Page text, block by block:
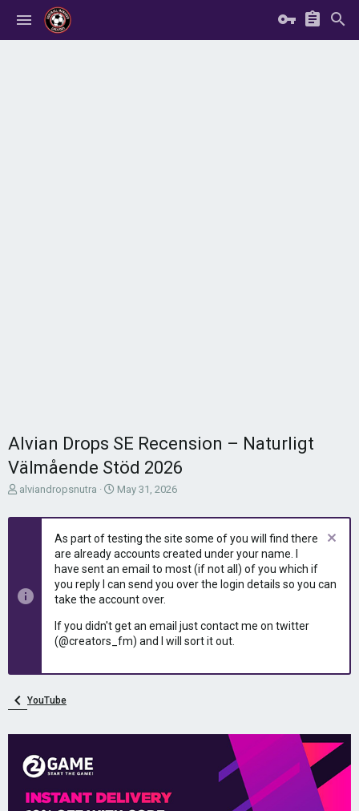
Alvian Drops SE Recension – Naturligt
Välmående Stöd 2026
T
r
t
a
alviandropsnutra
S
a
t
d
a
t
e
May 31, 2026
As part of testing the site some of you will find there
are already accounts created under your name. I
have sent an email to most (if not all) of you which if
you reply I can send you over the login details so you can
take the account over.
If you didn't get an email just contact me on twitter
(@creators_fm) and I will sort it out.
YouTube